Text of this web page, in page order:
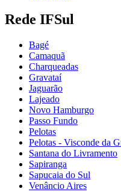
Rede IFSul
Bagé
Camaquã
Charqueadas
Gravataí
Jaguarão
Lajeado
Novo Hamburgo
Passo Fundo
Pelotas
Pelotas - Visconde da
Santana do Livramento
Sapiranga
Sapucaia do Sul
Venâncio Aires